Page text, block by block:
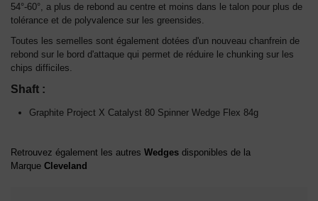
54°-60°, a plus de rebond au centre et moins dans le talon pour plus de
tolérance et de polyvalence sur les greensides.
Toutes les semelles sont également dotées d'un nouveau chanfrein de
rebond sur le bord d'attaque qui permet de réduire le chunking sur les
chips difficiles.
Shaft :
Graphite Project X Catalyst 80 Spinner Wedge Flex 84g
Retrouvez également les autres Wedges disponibles de la
Marque Cleveland